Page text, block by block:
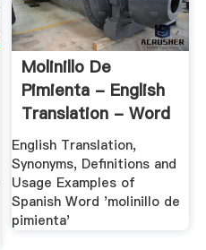
Molinillo De
Pimienta - English
Translation - Word
.
English Translation,
Synonyms, Definitions and
Usage Examples of
Spanish Word 'molinillo de
pimienta'